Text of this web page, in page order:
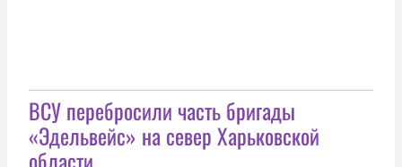
ВСУ перебросили часть бригады
«Эдельвейс» на север Харьковской